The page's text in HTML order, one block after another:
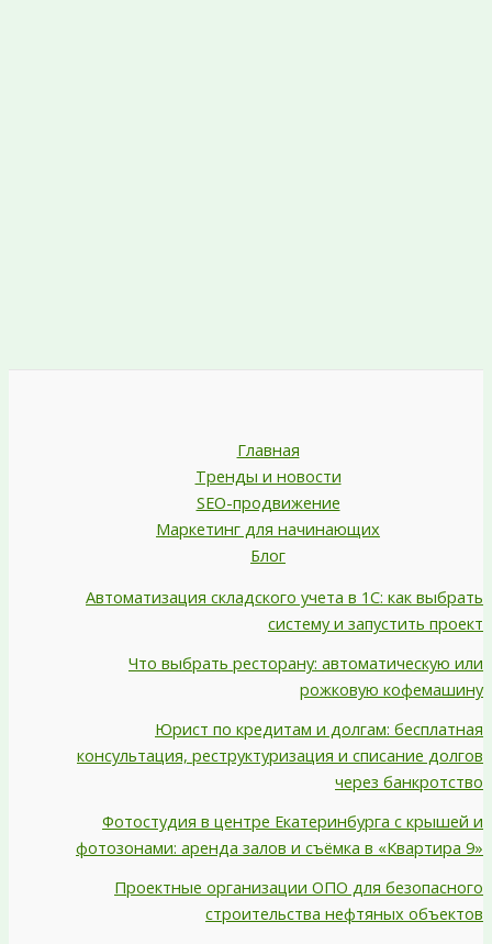
Главная
Тренды и новости
SEO-продвижение
Маркетинг для начинающих
Блог
Автоматизация складского учета в 1С: как выбрать
систему и запустить проект
Что выбрать ресторану: автоматическую или
рожковую кофемашину
Юрист по кредитам и долгам: бесплатная
консультация, реструктуризация и списание долгов
через банкротство
Фотостудия в центре Екатеринбурга с крышей и
фотозонами: аренда залов и съёмка в «Квартира 9»
Проектные организации ОПО для безопасного
строительства нефтяных объектов